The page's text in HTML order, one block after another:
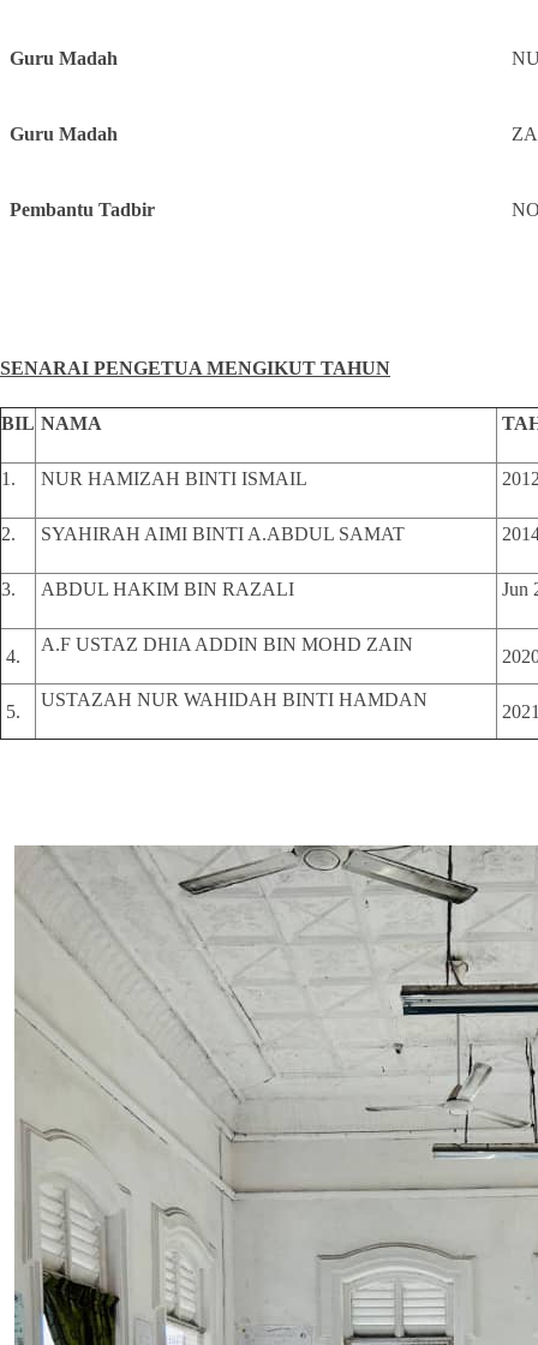
Guru Madah
Guru Madah
Pembantu Tadbir
SENARAI PENGETUA MENGIKUT TAHUN
BIL NAMA
1. NUR HAMIZAH BINTI ISMAIL
2. SYAHIRAH AIMI BINTI A.ABDUL SAMAT
3. ABDUL HAKIM BIN RAZALI Jun
4.
A.F USTAZ DHIA ADDIN BIN MOHD ZAIN
5.
USTAZAH NUR WAHIDAH BINTI HAMDAN